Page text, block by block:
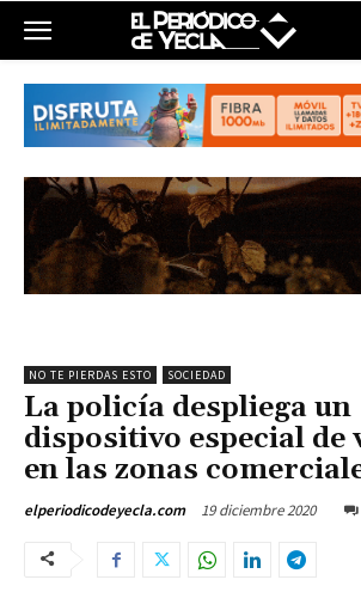
NO TE PIERDAS ESTO SOCIEDAD
La policía despliega un
dispositivo especial de
en las zonas
elperiodicodeyecla.com 19 diciembre 2020